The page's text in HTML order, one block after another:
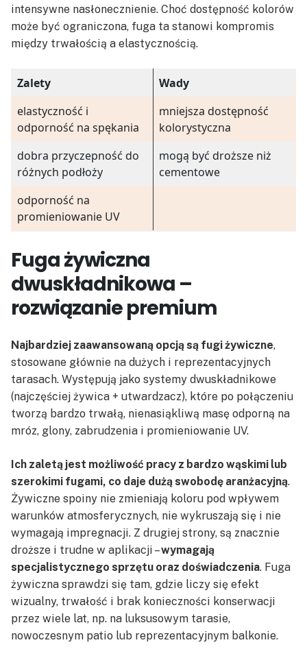
intensywne nasłonecznienie. Choć dostępność kolorów
może być ograniczona, fuga ta stanowi kompromis
między trwałością a elastycznością.
Zalety
Wady
elastyczność i
odporność na spękania
mniejsza dostępność
kolorystyczna
dobra przyczepność do
różnych podłoży
mogą być droższe niż
cementowe
odporność na
promieniowanie UV
Fuga żywiczna
dwuskładnikowa –
rozwiązanie premium
Najbardziej zaawansowaną opcją są fugi żywiczne,
stosowane głównie na dużych i reprezentacyjnych
tarasach. Występują jako systemy dwuskładnikowe
(najczęściej żywica + utwardzacz), które po połączeniu
tworzą bardzo trwałą, nienasiąkliwą masę odporną na
mróz, glony, zabrudzenia i promieniowanie UV.
Ich zaletą jest możliwość pracy z bardzo wąskimi lub
szerokimi fugami, co daje dużą swobodę aranżacyjną.
Żywiczne spoiny nie zmieniają koloru pod wpływem
warunków atmosferycznych, nie wykruszają się i nie
wymagają impregnacji. Z drugiej strony, są znacznie
droższe i trudne w aplikacji –wymagają
specjalistycznego sprzętu oraz doświadczenia. Fuga
żywiczna sprawdzi się tam, gdzie liczy się efekt
wizualny, trwałość i brak konieczności konserwacji
przez wiele lat, np. na luksusowym tarasie,
nowoczesnym patio lub reprezentacyjnym balkonie.